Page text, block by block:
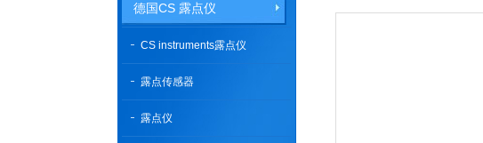
德国CS 露点仪
CS instruments露点仪
露点传感器
露点仪